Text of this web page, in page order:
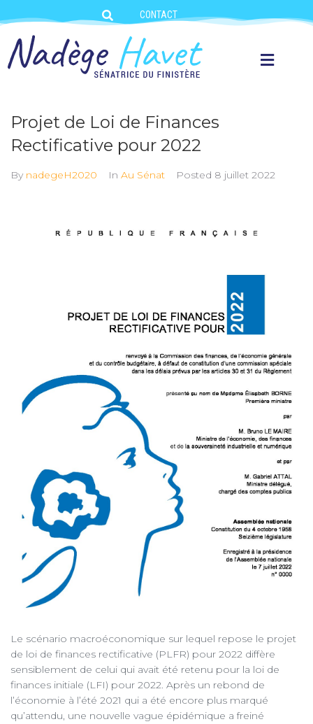
CONTACT
Projet de Loi de Finances
Rectificative pour 2022
By nadegeH2020 In Au Sénat Posted 8 juillet 2022
Le scénario macroéconomique sur lequel repose le projet
de loi de finances rectificative (PLFR) pour 2022 diffère
sensiblement de celui qui avait été retenu pour la loi de
finances initiale (LFI) pour 2022. Après un rebond de
l’économie à l’été 2021 qui a été encore plus marqué
qu’attendu, une nouvelle vague épidémique a freiné